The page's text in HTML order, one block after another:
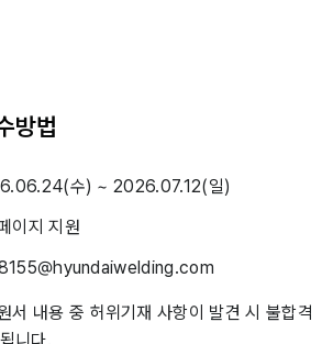
방법
수) ~ 2026.07.12(일)
이지 지원
서 내용 중 허위기재 사항이 발견 시 불합격